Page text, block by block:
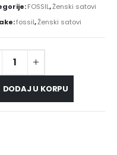
FOSSIL,Ženski satovi
fossil,Ženski satovi
DODAJ U KORPU